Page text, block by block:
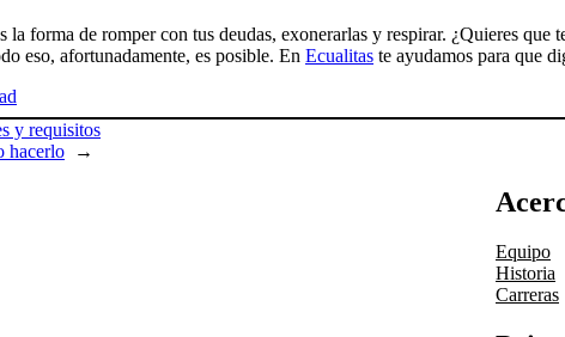
la forma de romper con tus deudas, exonerarlas y respirar. ¿Quieres
eso, afortunadamente, es posible. En Ecualitas te ayudamos para que
y requisitos
hacerlo
→
Equipo
Historia
Carreras